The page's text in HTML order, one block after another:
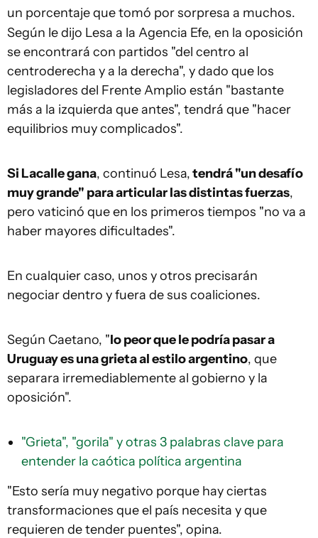
un porcentaje que tomó por sorpresa a muchos.
Según le dijo Lesa a la Agencia Efe, en la oposición
se encontrará con partidos "del centro al
centroderecha y a la derecha", y dado que los
legisladores del Frente Amplio están "bastante
más a la izquierda que antes", tendrá que "hacer
equilibrios muy complicados".
Si Lacallegana, continuó Lesa,tendrá "un desafío
muy grande" para articular las distintas fuerzas,
pero vaticinó que en los primeros tiempos "no va a
haber mayores dificultades".
En cualquier caso, unos y otros precisarán
negociar dentro y fuera de sus coaliciones.
Según Caetano, "lo peor que le podría pasar a
Uruguay es una grieta al estilo argentino, que
separara irremediablemente al gobierno y la
oposición".
"Grieta", "gorila" y otras 3 palabras clave para
entender la caótica política argentina
"Esto sería muy negativo porque hay ciertas
transformaciones que el país necesita y que
requieren de tender puentes", opina.